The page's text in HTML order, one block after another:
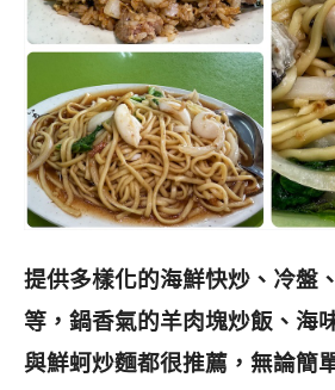
提供多樣化的海鮮快炒、冷
等，鍋香氣的羊肉塊炒飯、海
與鮮蚵炒麵都很推薦，無論簡